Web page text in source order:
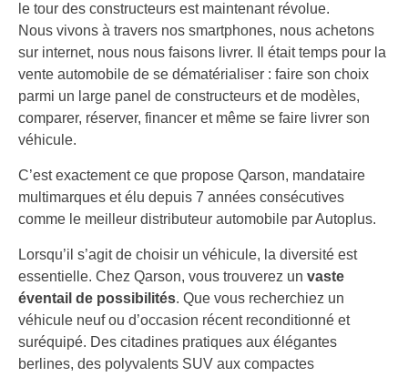
le tour des constructeurs est maintenant révolue.
Nous vivons à travers nos smartphones, nous achetons
sur internet, nous nous faisons livrer. Il était temps pour la
vente automobile de se dématérialiser : faire son choix
parmi un large panel de constructeurs et de modèles,
comparer, réserver, financer et même se faire livrer son
véhicule.
C’est exactement ce que propose Qarson, mandataire
multimarques et élu depuis 7 années consécutives
comme le meilleur distributeur automobile par Autoplus.
Lorsqu’il s’agit de choisir un véhicule, la diversité est
essentielle. Chez Qarson, vous trouverez un vaste
éventail de possibilités. Que vous recherchiez un
véhicule neuf ou d’occasion récent reconditionné et
suréquipé. Des citadines pratiques aux élégantes
berlines, des polyvalents SUV aux compactes